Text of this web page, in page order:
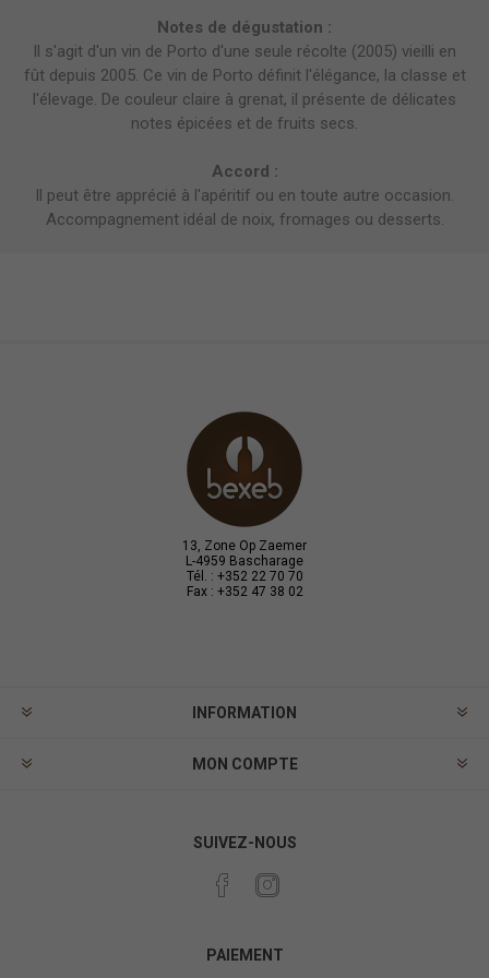
Notes de dégustation :
Il s'agit d'un vin de Porto d'une seule récolte (2005) vieilli en
fût depuis 2005. Ce vin de Porto définit l'élégance, la classe et
l'élevage. De couleur claire à grenat, il présente de délicates
notes épicées et de fruits secs.
Accord :
Il peut être apprécié à l'apéritif ou en toute autre occasion.
Accompagnement idéal de noix, fromages ou desserts.
13, Zone Op Zaemer
L-4959 Bascharage
Tél. : +352 22 70 70
Fax : +352 47 38 02
INFORMATION
MON COMPTE
SUIVEZ-NOUS
PAIEMENT